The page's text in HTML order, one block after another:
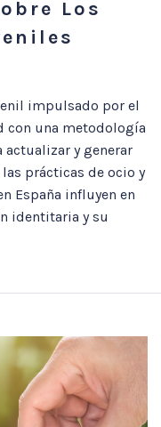
Los
impulsado por el
con una metodología
y generar
prácticas de ocio y
España influyen en
identitaria y su